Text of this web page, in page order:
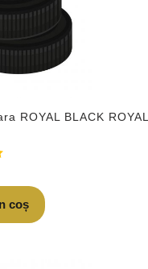
ROYAL BLACK
coș